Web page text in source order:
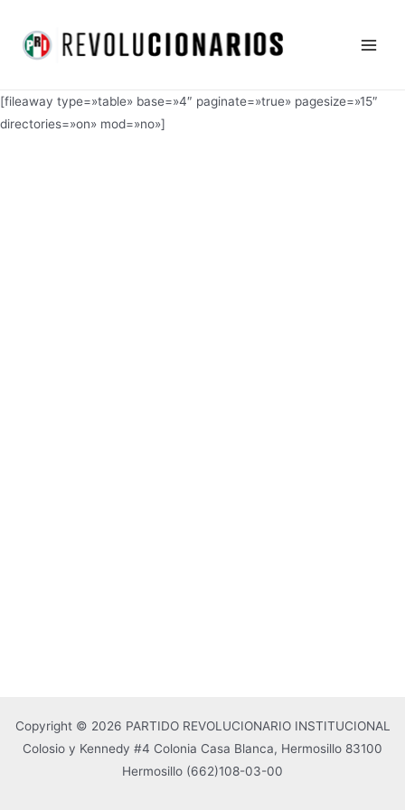
contenido
[fileaway type=»table» base=»4″ paginate=»true» pagesize=»15″
directories=»on» mod=»no»]
Copyright © 2026 PARTIDO REVOLUCIONARIO INSTITUCIONAL
Colosio y Kennedy #4 Colonia Casa Blanca, Hermosillo 83100
Hermosillo (662)108-03-00